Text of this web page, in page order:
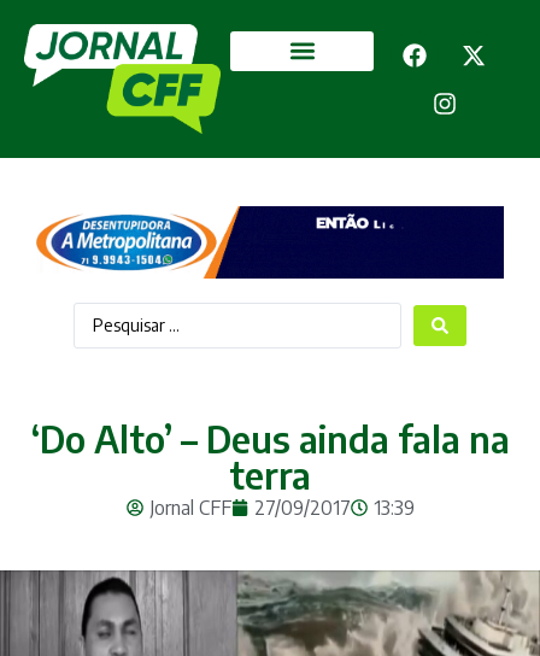
‘Do Alto’ – Deus ainda fala na
terra
Jornal CFF 27/09/2017 13:39